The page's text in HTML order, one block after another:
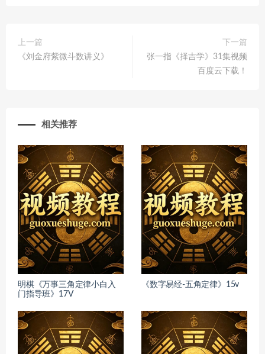
上一篇
《刘金府紫微斗数讲义》
下一篇
张一指《择吉学》31集视频
百度云下载！
相关推荐
明棋《万事三角定律小白入
门指导班》17V
《数字易经-五角定律》15v